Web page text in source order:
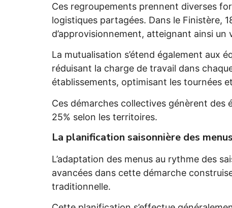
Ces regroupements prennent diverses
logistiques partagées. Dans le Finistère,
d’approvisionnement, atteignant ainsi
La mutualisation s’étend également aux
réduisant la charge de travail dans
établissements, optimisant les tournées
Ces démarches collectives génèrent des
25% selon les territoires.
La planification saisonnière des
L’adaptation des menus au rythme des
avancées dans cette démarche
traditionnelle.